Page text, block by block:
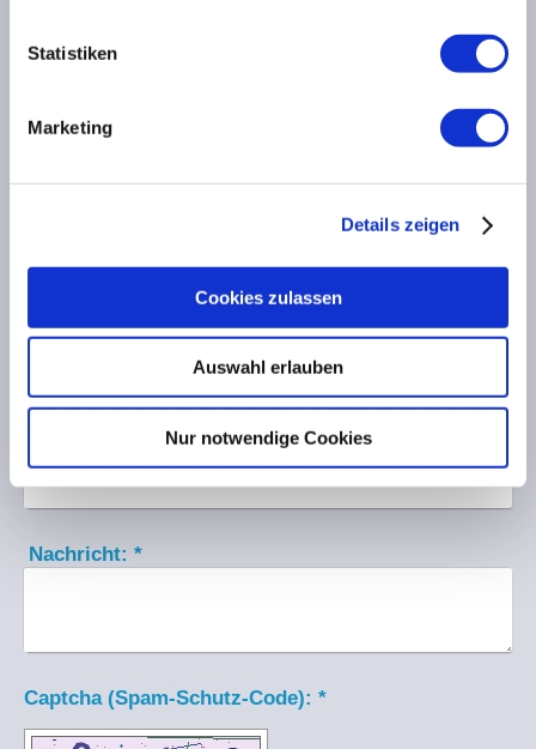
Statistiken
Marketing
Details zeigen
Cookies zulassen
Auswahl erlauben
Nur notwendige Cookies
Kontaktformular
*
Telefon/Fax:*
Nachricht: *
Captcha (Spam-Schutz-Code): *